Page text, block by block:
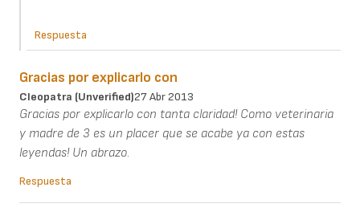
Respuesta
Gracias por explicarlo con
Cleopatra (unverified)27 Abr 2013
Gracias por explicarlo con tanta claridad! Como veterinaria
y madre de 3 es un placer que se acabe ya con estas
leyendas! Un abrazo.
Respuesta